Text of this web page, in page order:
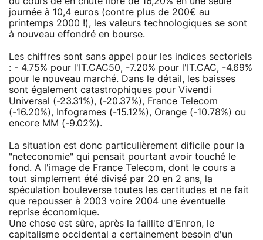
journée à 10,4 euros (contre plus de 200€ au
printemps 2000 !), les valeurs technologiques se sont
à nouveau effondré en bourse.
Les chiffres sont sans appel pour les indices sectoriels
: - 4.75% pour l'IT.CAC50, -7.20% pour l'IT.CAC, -4.69%
pour le nouveau marché. Dans le détail, les baisses
sont également catastrophiques pour Vivendi
Universal (-23.31%), (-20.37%), France Telecom
(-16.20%), Infogrames (-15.12%), Orange (-10.78%) ou
encore MM (-9.02%).
La situation est donc particulièrement dificile pour la
"neteconomie" qui pensait pourtant avoir touché le
fond. A l'image de France Telecom, dont le cours a
tout simplement été divisé par 20 en 2 ans, la
spéculation bouleverse toutes les certitudes et ne fait
que repousser à 2003 voire 2004 une éventuelle
reprise économique.
Une chose est sûre, après la faillite d'Enron, le
capitalisme occidental a certainement besoin d'un